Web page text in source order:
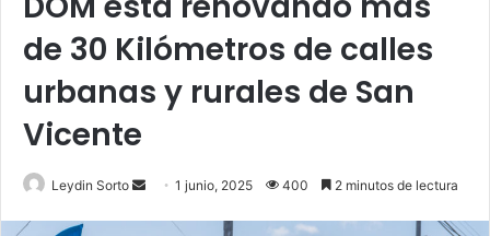
de 30 Kilómetros de calles
urbanas y rurales de San
Vicente
Leydin Sorto
Send1 junio, 2025 400 2 minutos de lectura